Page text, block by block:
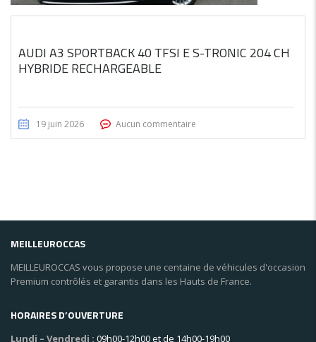
AUDI A3 SPORTBACK 40 TFSI E S-TRONIC 204 CH
HYBRIDE RECHARGEABLE
19 juin 2026 Aucun commentaire
MEILLEUROCCAS
MEILLEUROCCAS vous propose une centaine de véhicules d'occasion
Premium contrôlés et garantis dans les Hauts de France.
HORAIRES D’OUVERTURE
Lundi – Vendredi : 09h00-12h00 et de 14h00-19h00